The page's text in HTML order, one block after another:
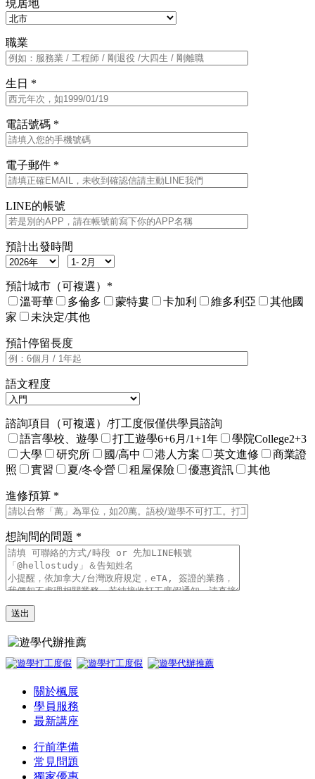
現居地
職業
生日 *
電話號碼 *
電子郵件 *
LINE的帳號
預計出發時間
預計城市（可複選）*
溫哥華
多倫多 蒙特婁 卡加利 維多利亞
其他國
家
未決定/其他
預計停留長度
語文程度
諮詢項目（可複選）/打工度假僅供學員諮詢
語言學校、遊學
打工遊學6+6月/1+1年
學院College2+3
大學
研究所 國/高中 港人方案 英文進修
商業證
照
實習 夏/冬令營 租屋保險 優惠資訊 其他
進修預算 *
想詢問的問題 *
關於楓展
學員服務
最新講座
行前準備
常見問題